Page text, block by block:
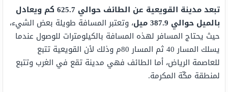
تبعد مدينة القويعية عن الطائف حوالي 625.7 كم ويعادل
بالميل حوالي 387.9 ميل
، وتعتبر المسافة طويلة بعض الشيء،
حيث يحتاج المسافر لهذه المسافة بالكيلومترات للوصول عندما
يسلك المسار 40 ثم المسار 80م وذلك لأن القويعية تتبع
للعاصمة الرياض، أما الطائف فهي مدينة تقع في الغرب وتتبع
لمنطقة مكّة المكرمة.